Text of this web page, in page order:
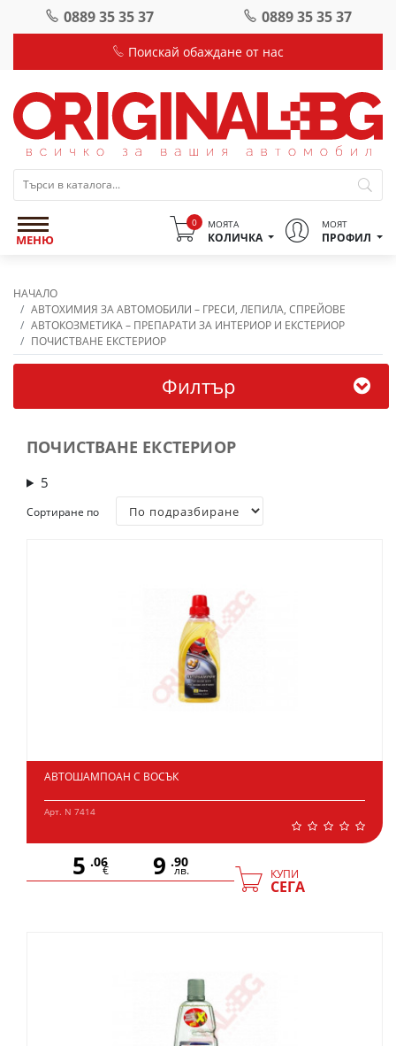
0889 35 35 37 0889 35 35 37
Поискай обаждане от нас
МЕНЮ
0 МОЯТА
КОЛИЧКА
МОЯТ
ПРОФИЛ
НАЧАЛО
АВТОХИМИЯ ЗА АВТОМОБИЛИ – ГРЕСИ, ЛЕПИЛА, СПРЕЙОВЕ
АВТОКОЗМЕТИКА – ПРЕПАРАТИ ЗА ИНТЕРИОР И ЕКСТЕРИОР
ПОЧИСТВАНЕ ЕКСТЕРИОР
Филтър
ПОЧИСТВАНЕ ЕКСТЕРИОР
5
Сортиране по
АВТОШАМПОАН С ВОСЪК
Арт. N 7414
5 .06
€ 9 .90
лв. КУПИ
СЕГА